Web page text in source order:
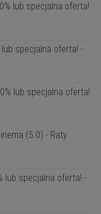
lub specjalna oferta!
lub specjalna oferta! -
lub specjalna oferta!
(5.0) - Raty
lub specjalna oferta! -